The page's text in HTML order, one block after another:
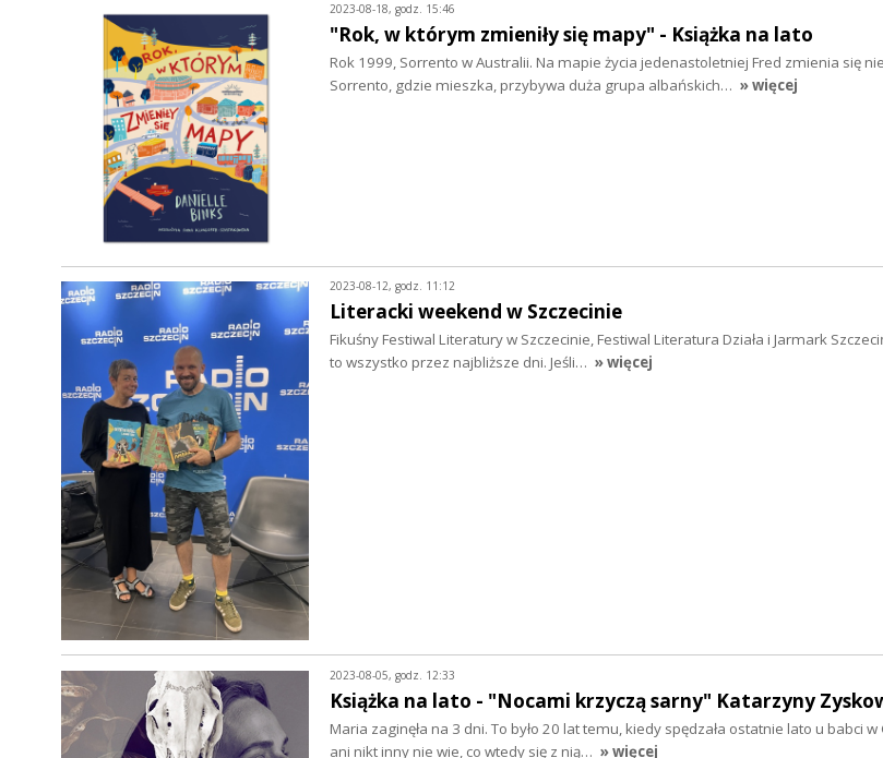
2023-08-18, godz. 15:46
"Rok, w którym zmieniły się mapy" - Książka na lato
Rok 1999, Sorrento w Australii. Na mapie życia jedenastoletniej Fred zmienia się
Sorrento, gdzie mieszka, przybywa duża grupa albańskich… » więcej
2023-08-12, godz. 11:12
Literacki weekend w Szczecinie
Fikuśny Festiwal Literatury w Szczecinie, Festiwal Literatura Działa i Jarmark
to wszystko przez najbliższe dni. Jeśli… » więcej
2023-08-05, godz. 12:33
Książka na lato - "Nocami krzyczą sarny" Katarzyny
Maria zaginęła na 3 dni. To było 20 lat temu, kiedy spędzała ostatnie lato u babci
ani nikt inny nie wie, co wtedy się z nią… » więcej